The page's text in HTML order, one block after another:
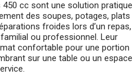
cc sont une solution pratique
des soupes, potages, plats
froides lors d’un repas,
ou professionnel. Leur
confortable pour une portion
sur une table ou un espace